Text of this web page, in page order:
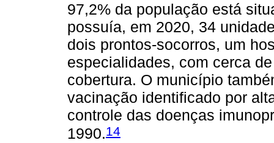
97,2% da população está
possuía, em 2020, 34
dois prontos-socorros, um
especialidades, com cerca
cobertura. O município
vacinação identificado por
controle das doenças
1990.14